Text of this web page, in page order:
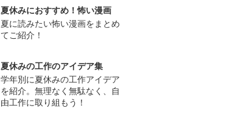
夏休みにおすすめ！怖い漫画
夏に読みたい怖い漫画をまとめ
てご紹介！
夏休みの工作のアイデア集
学年別に夏休みの工作アイデア
を紹介。無理なく無駄なく、自
由工作に取り組もう！